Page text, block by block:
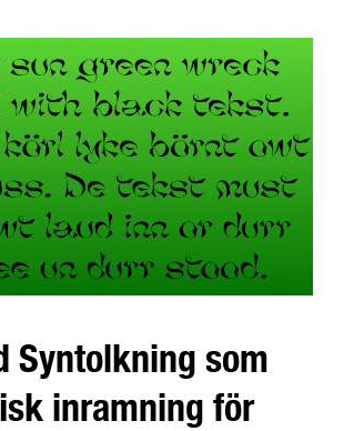
Syntolkning som
inramning för